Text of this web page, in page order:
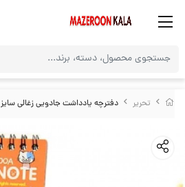
تحریر دفترچه یادداشت جادویی زغالی سایز ۱۰ × ۱۴ سانت فانتزی ODT-005